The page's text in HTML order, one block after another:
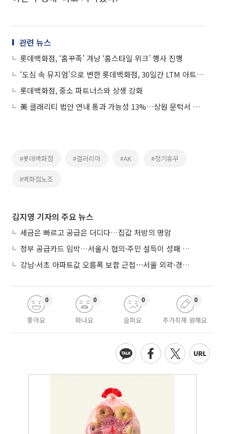
관련 뉴스
롯데백화점, ‘홈꾸족’ 겨냥 ‘홈스타일 위크’ 행사 진행
‘도심 속 뮤지엄’으로 변한 롯데백화점, 30일간 LTM 아트 페스타
롯데백화점, 중소 파트너스와 상생 강화
美 클래리티 법안 연내 통과 가능성 13%…상원 문턱서 제동
#롯데백화점 #갤러리아 #AK #정기휴무
#백화점노조
김지영 기자의 주요 뉴스
세금은 빠르고 공급은 더디다…집값 처방의 명암
정부 공급카드 임박…서울시 협의·주민 설득이 성패 가른다
강남·서초 아파트값 오름폭 보합 근접⋯서울 외곽·경기 남부 중심 매수세
좋아요
0
화나요
0
슬퍼요
0
추가취재 원해요
0